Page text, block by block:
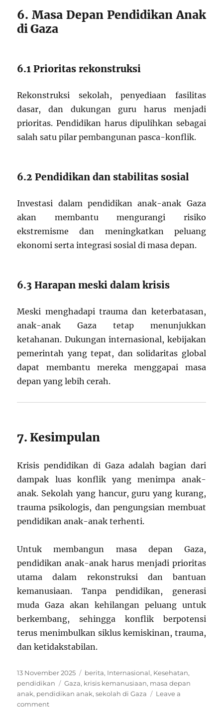
6. Masa Depan Pendidikan Anak
di Gaza
6.1 Prioritas rekonstruksi
Rekonstruksi sekolah, penyediaan fasilitas
dasar, dan dukungan guru harus menjadi
prioritas. Pendidikan harus dipulihkan sebagai
salah satu pilar pembangunan pasca-konflik.
6.2 Pendidikan dan stabilitas sosial
Investasi dalam pendidikan anak-anak Gaza
akan membantu mengurangi risiko
ekstremisme dan meningkatkan peluang
ekonomi serta integrasi sosial di masa depan.
6.3 Harapan meski dalam krisis
Meski menghadapi trauma dan keterbatasan,
anak-anak Gaza tetap menunjukkan
ketahanan. Dukungan internasional, kebijakan
pemerintah yang tepat, dan solidaritas global
dapat membantu mereka menggapai masa
depan yang lebih cerah.
7. Kesimpulan
Krisis pendidikan di Gaza adalah bagian dari
dampak luas konflik yang menimpa anak-
anak. Sekolah yang hancur, guru yang kurang,
trauma psikologis, dan pengungsian membuat
pendidikan anak-anak terhenti.
Untuk membangun masa depan Gaza,
pendidikan anak-anak harus menjadi prioritas
utama dalam rekonstruksi dan bantuan
kemanusiaan. Tanpa pendidikan, generasi
muda Gaza akan kehilangan peluang untuk
berkembang, sehingga konflik berpotensi
terus menimbulkan siklus kemiskinan, trauma,
dan ketidakstabilan.
Posted
on
13 November 2025 Categories
berita, Internasional, Kesehatan,
pendidikan
Tags
Gaza, krisis kemanusiaan, masa depan
anak, pendidikan anak,sekolah di Gaza
Leave a
commenton